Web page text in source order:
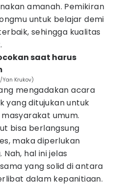
amanah. Pemikiran
untuk belajar demi
sehingga kualitas
saat harus
Krukov)
mengadakan acara
yang ditujukan untuk
umum.
bisa berlangsung
maka diperlukan
hal ini jelas
yang solid di antara
dalam kepanitiaan.